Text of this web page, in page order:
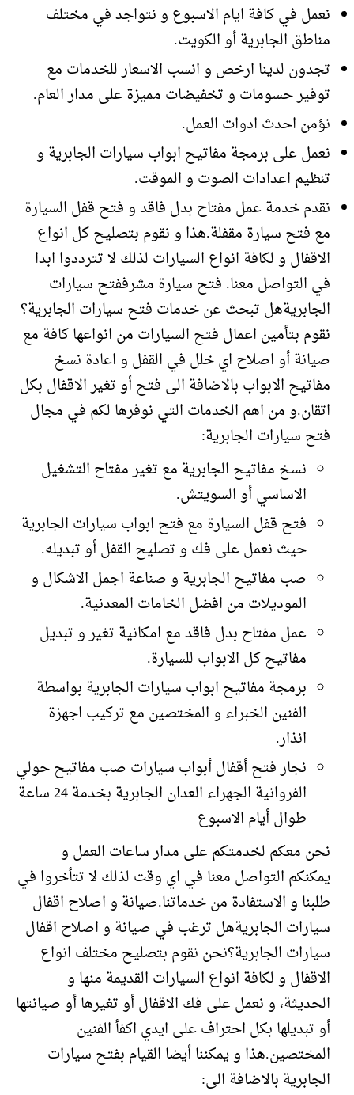
نعمل في كافة ايام الاسبوع و نتواجد في مختلف
مناطق الجابرية أو الكويت.
تجدون لدينا ارخص و انسب الاسعار للخدمات مع
توفير حسومات و تخفيضات مميزة على مدار العام.
نؤمن احدث ادوات العمل.
نعمل على برمجة مفاتيح ابواب سيارات الجابرية و
تنظيم اعدادات الصوت و الموقت.
نقدم خدمة عمل مفتاح بدل فاقد و فتح قفل السيارة
مع فتح سيارة مقفلة.هذا و نقوم بتصليح كل انواع
الاقفال و لكافة انواع السيارات لذلك لا تترددوا ابدا
في التواصل معنا. فتح سيارة مشرففتح سيارات
الجابريةهل تبحث عن خدمات فتح سيارات الجابرية؟
نقوم بتأمين اعمال فتح السيارات من انواعها كافة مع
صيانة أو اصلاح اي خلل في القفل و اعادة نسخ
مفاتيح الابواب بالاضافة الى فتح أو تغير الاقفال بكل
اتقان.و من اهم الخدمات التي نوفرها لكم في مجال
فتح سيارات الجابرية:
نسخ مفاتيح الجابرية مع تغير مفتاح التشغيل
الاساسي أو السويتش.
فتح قفل السيارة مع فتح ابواب سيارات الجابرية
حيث نعمل على فك و تصليح القفل أو تبديله.
صب مفاتيح الجابرية و صناعة اجمل الاشكال و
الموديلات من افضل الخامات المعدنية.
عمل مفتاح بدل فاقد مع امكانية تغير و تبديل
مفاتيح كل الابواب للسيارة.
برمجة مفاتيح ابواب سيارات الجابرية بواسطة
الفنين الخبراء و المختصين مع تركيب اجهزة
انذار.
نجار فتح أقفال أبواب سيارات صب مفاتيح حولي
الفروانية الجهراء العدان الجابرية بخدمة 24 ساعة
طوال أيام الاسبوع
نحن معكم لخدمتكم على مدار ساعات العمل و
يمكنكم التواصل معنا في اي وقت لذلك لا تتأخروا في
طلبنا و الاستفادة من خدماتنا.صيانة و اصلاح اقفال
سيارات الجابريةهل ترغب في صيانة و اصلاح اقفال
سيارات الجابرية؟نحن نقوم بتصليح مختلف انواع
الاقفال و لكافة انواع السيارات القديمة منها و
الحديثة، و نعمل على فك الاقفال أو تغيرها أو صيانتها
أو تبديلها بكل احتراف على ايدي اكفأ الفنين
المختصين.هذا و يمكننا أيضا القيام بفتح سيارات
الجابرية بالاضافة الى: